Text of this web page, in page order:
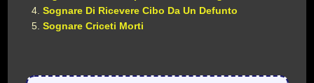
Sognare Di Ricevere Cibo Da Un Defunto
Sognare Criceti Morti